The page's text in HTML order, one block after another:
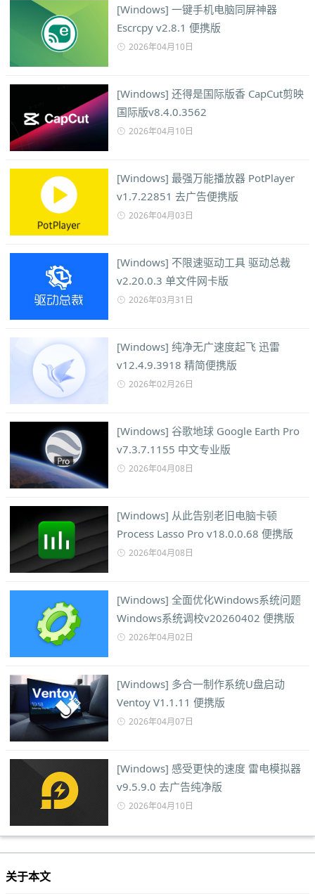
[Windows] 一键手机电脑同屏神器
Escrcpy v2.8.1 便携版
2026年04月10日
[Windows] 还得是国际版香 CapCut剪映
国际版v8.4.0.3562
2026年04月10日
[Windows] 最强万能播放器 PotPlayer
v1.7.22851 去广告便携版
2026年04月03日
[Windows] 不限速驱动工具 驱动总裁
v2.20.0.3 单文件网卡版
2026年03月31日
[Windows] 纯净无广速度起飞 迅雷
v12.4.9.3918 精简便携版
2026年02月26日
[Windows] 谷歌地球 Google Earth Pro
v7.3.7.1155 中文专业版
2026年04月08日
[Windows] 从此告别老旧电脑卡顿
Process Lasso Pro v18.0.0.68 便携版
2026年04月08日
[Windows] 全面优化Windows系统问题
Windows系统调校v20260402 便携版
2026年04月02日
[Windows] 多合一制作系统U盘启动
Ventoy V1.1.11 便携版
2026年04月07日
[Windows] 感受更快的速度 雷电模拟器
v9.5.9.0 去广告纯净版
2026年04月10日
关于本文